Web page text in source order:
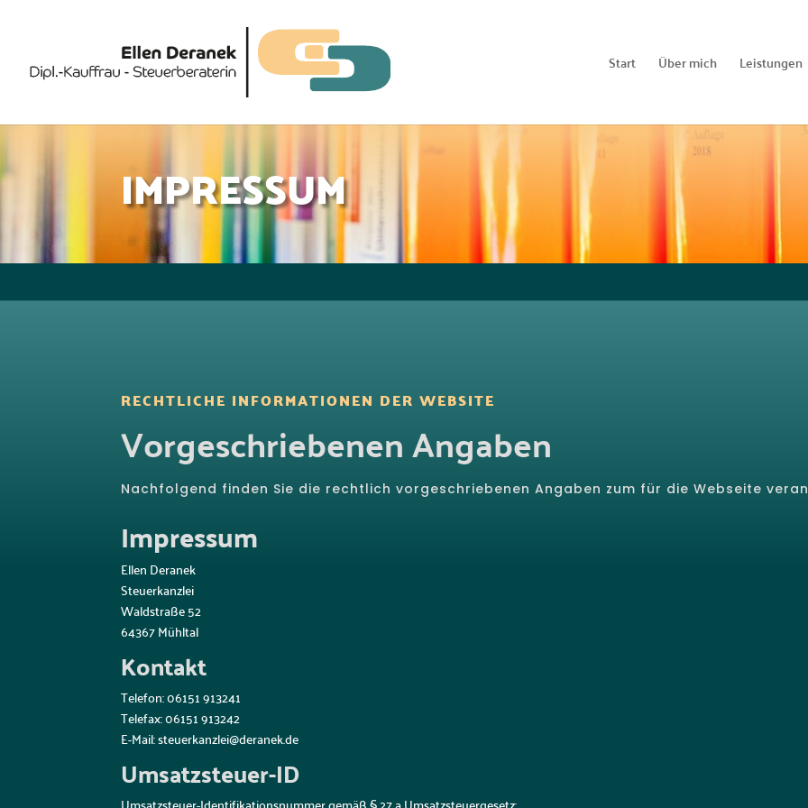
Start Über mich Leistungen
IMPRESSUM
RECHTLICHE INFORMATIONEN DER WEBSITE
Vorgeschriebenen Angaben
Nachfolgend finden Sie die rechtlich vorgeschriebenen Angaben zum für die Webseite
Impressum
Ellen Deranek
Steuerkanzlei
Waldstraße 52
64367 Mühltal
Kontakt
Telefon: 06151 913241
Telefax: 06151 913242
E-Mail: steuerkanzlei@deranek.de
Umsatzsteuer-ID